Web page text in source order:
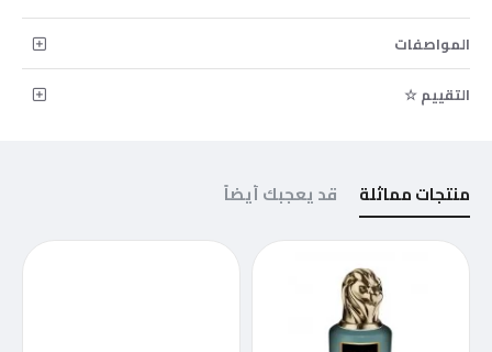
المواصفات
التقييم ☆
منتجات مماثلة قد يعجبك أيضاً